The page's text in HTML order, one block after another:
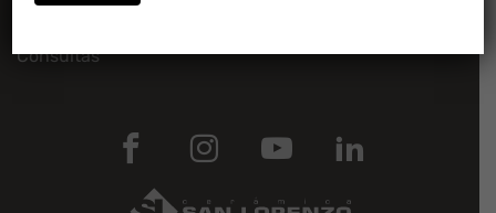
Consultas